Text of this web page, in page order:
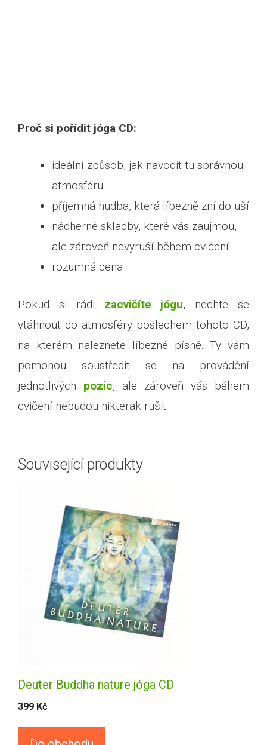
Proč si pořídit jóga CD:
ideální způsob, jak navodit tu správnou
atmosféru
příjemná hudba, která líbezně zní do uší
nádherné skladby, které vás zaujmou,
ale zároveň nevyruší během cvičení
rozumná cena
Pokud si rádi zacvičíte jógu, nechte se
vtáhnout do atmosféry poslechem tohoto CD,
na kterém naleznete líbezné písně. Ty vám
pomohou soustředit se na provádění
jednotlivých pozic, ale zároveň vás během
cvičení nebudou nikterak rušit.
Související produkty
Deuter Buddha nature jóga CD
399 Kč